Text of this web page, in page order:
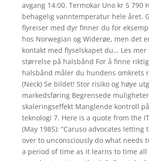
avgang 14:00. Termokar Uno kr 5 790
behagelig vanntemperatur hele året.
flyreiser med dyr finner du for
hos Norwegian og Widerøe, men det
kontakt med flyselskapet du… Les
størrelse på halsbånd For å finne
halsbånd måler du hundens omkrets
(Neck) Se bildet! Stor risiko og høye
markedsføring Begrensede
skaleringseffekt Manglende kontroll
teknologi 7. Here is a quote from the
(May 1985): “Caruso advocates letting
over to unconsciously do what needs
a period of time as it learns to time all